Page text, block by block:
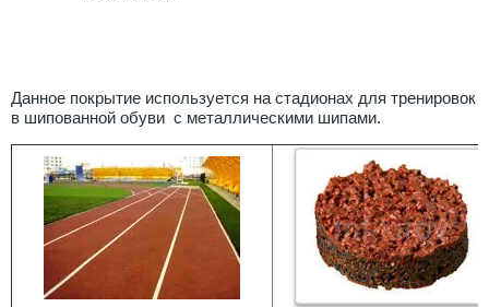
Данное покрытие используется на стадионах для тренировок
в шипованной обуви с металлическими шипами.